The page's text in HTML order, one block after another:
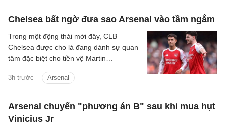
Victor Munoz.
Chelsea bất ngờ đưa sao Arsenal vào tầm ngắm
3h trước Arsenal
Trong một động thái mới đây, CLB
Chelsea được cho là đang dành sự quan
tâm đặc biệt cho tiền vệ Martin
Arsenal chuyển "phương án B" sau khi mua hụt
Vinicius Jr